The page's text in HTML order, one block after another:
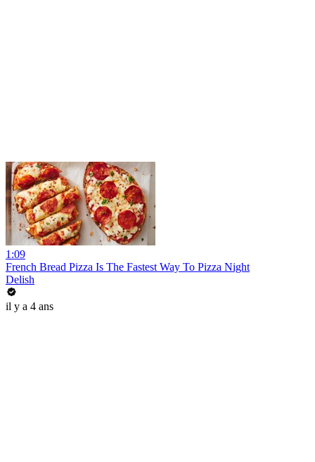
1:09
French Bread Pizza Is The Fastest Way To Pizza Night
Delish
il y a 4 ans